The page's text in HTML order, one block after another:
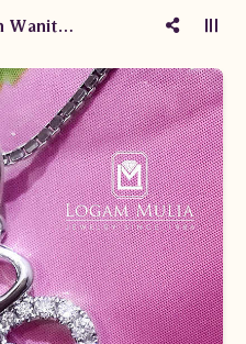
Liontin Berlian Wanita PJL.P5983 tDL